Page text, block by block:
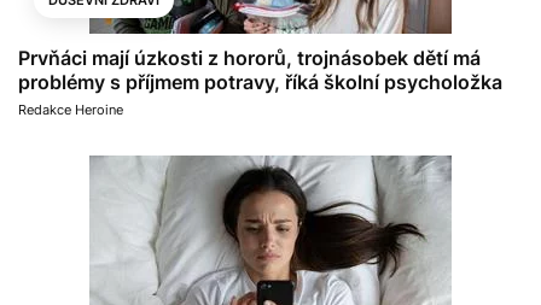
Prvňáci mají úzkosti z hororů, trojnásobek dětí má
problémy s příjmem potravy, říká školní psycholožka
Redakce Heroine